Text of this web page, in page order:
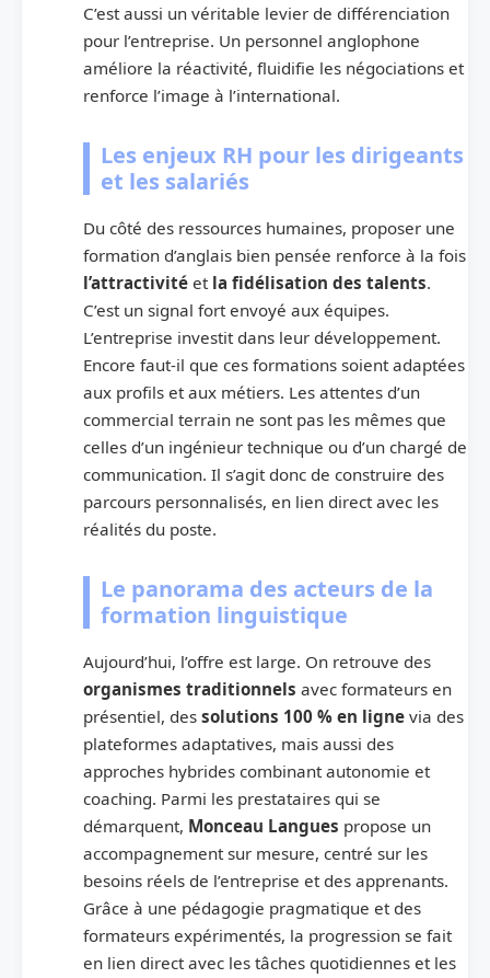
C’est aussi un véritable levier de différenciation
pour l’entreprise. Un personnel anglophone
améliore la réactivité, fluidifie les négociations et
renforce l’image à l’international.
Les enjeux RH pour les dirigeants
et les salariés
Du côté des ressources humaines, proposer une
formation d’anglais bien pensée renforce à la fois
l’attractivité et la fidélisation des talents.
C’est un signal fort envoyé aux équipes.
L’entreprise investit dans leur développement.
Encore faut-il que ces formations soient adaptées
aux profils et aux métiers. Les attentes d’un
commercial terrain ne sont pas les mêmes que
celles d’un ingénieur technique ou d’un chargé de
communication. Il s’agit donc de construire des
parcours personnalisés, en lien direct avec les
réalités du poste.
Le panorama des acteurs de la
formation linguistique
Aujourd’hui, l’offre est large. On retrouve des
organismes traditionnels avec formateurs en
présentiel, des solutions 100 % en ligne via des
plateformes adaptatives, mais aussi des
approches hybrides combinant autonomie et
coaching. Parmi les prestataires qui se
démarquent, Monceau Langues propose un
accompagnement sur mesure, centré sur les
besoins réels de l’entreprise et des apprenants.
Grâce à une pédagogie pragmatique et des
formateurs expérimentés, la progression se fait
en lien direct avec les tâches quotidiennes et les